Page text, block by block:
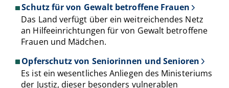
Schutz für von Gewalt betroffene Frauen
Das Land verfügt über ein weitreichendes Netz
an Hilfeeinrichtungen für von Gewalt betroffene
Frauen und Mädchen.
Opferschutz von Seniorinnen und Senioren
Es ist ein wesentliches Anliegen des Ministeriums
der Justiz, dieser besonders vulnerablen